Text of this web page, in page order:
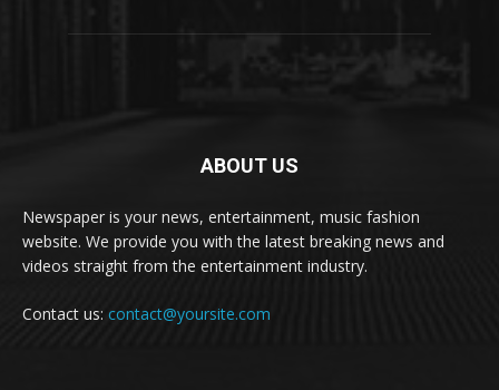
ABOUT US
Newspaper is your news, entertainment, music fashion
website. We provide you with the latest breaking news and
videos straight from the entertainment industry.
Contact us: contact@yoursite.com